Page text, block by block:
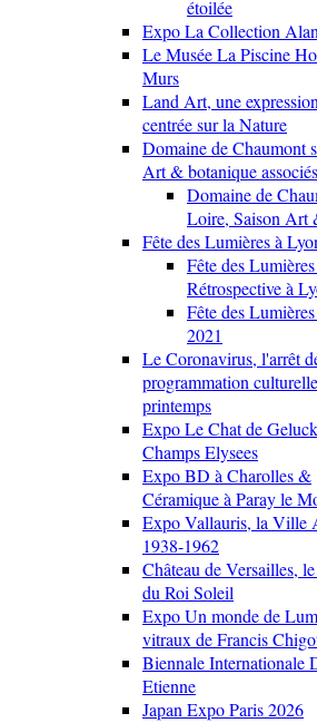
étoilée
Expo La Collection
Le Musée La Piscine
Murs
Land Art, une
centrée sur la Nature
Domaine de Chaumont
Art & botanique associés
Domaine de
Loire, Saison Art
Fête des Lumières à
Fête des
Rétrospective à
Fête des
2021
Le Coronavirus, l'arrêt
programmation
printemps
Expo Le Chat de
Champs Elysees
Expo BD à Charolles &
Céramique à Paray le
Expo Vallauris, la Ville
1938-1962
Château de Versailles,
du Roi Soleil
Expo Un monde de
vitraux de Francis
Biennale Internationale
Etienne
Japan Expo Paris 2026